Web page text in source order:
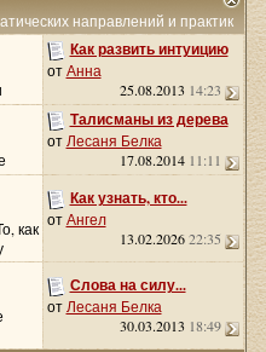
направлений и практик
Как развить интуицию
отАнна
25.08.2013 14:23
Талисманы из дерева
отЛесаня Белка
17.08.2014 11:11
как
Как узнать, кто...
отАнгел
13.02.202622:35
Слова на силу...
отЛесаня Белка
30.03.2013 18:49